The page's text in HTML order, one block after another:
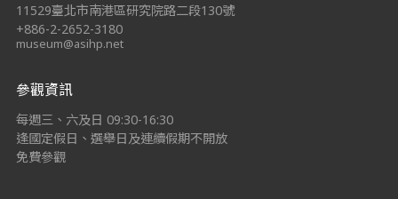
11529臺北市南港區研究院路二段130號
+886-2-2652-3180
museum@asihp.net
參觀資訊
每週三、六及日 09:30-16:30
逢國定假日、選舉日及連續假期不開放
免費參觀